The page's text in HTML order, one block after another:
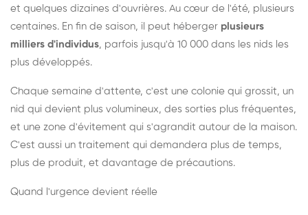
et quelques dizaines d'ouvrières. Au cœur de l'été, plusieurs
centaines. En fin de saison, il peut héberger plusieurs
milliers d'individus, parfois jusqu'à 10 000 dans les nids les
plus développés.
Chaque semaine d'attente, c'est une colonie qui grossit, un
nid qui devient plus volumineux, des sorties plus fréquentes,
et une zone d'évitement qui s'agrandit autour de la maison.
C'est aussi un traitement qui demandera plus de temps,
plus de produit, et davantage de précautions.
Quand l'urgence devient réelle